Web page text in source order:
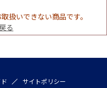
扱いできない商品です。
る
サイトポリシー